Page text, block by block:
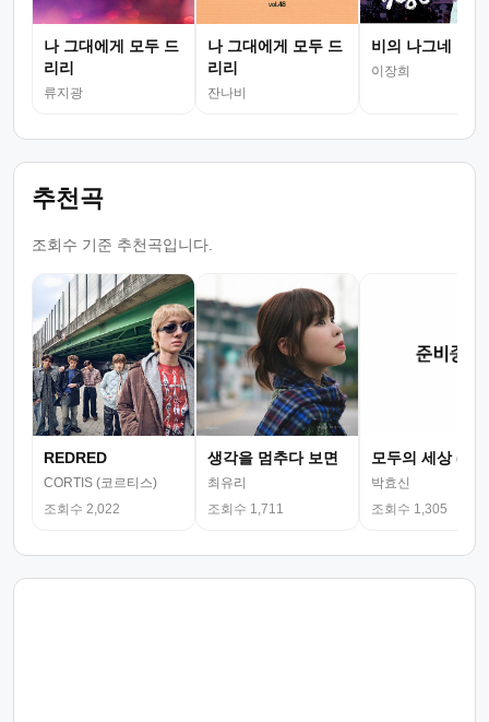
나 그대에게 모두 드
리리
류지광
나 그대에게 모두 드
리리
잔나비
비의 나그네
이장희
추천곡
조회수 기준 추천곡입니다.
REDRED
CORTIS (코르티스)
조회수 2,022
생각을 멈추다 보면
최유리
조회수 1,711
모두의 세상 (뮤
박효신
조회수 1,305